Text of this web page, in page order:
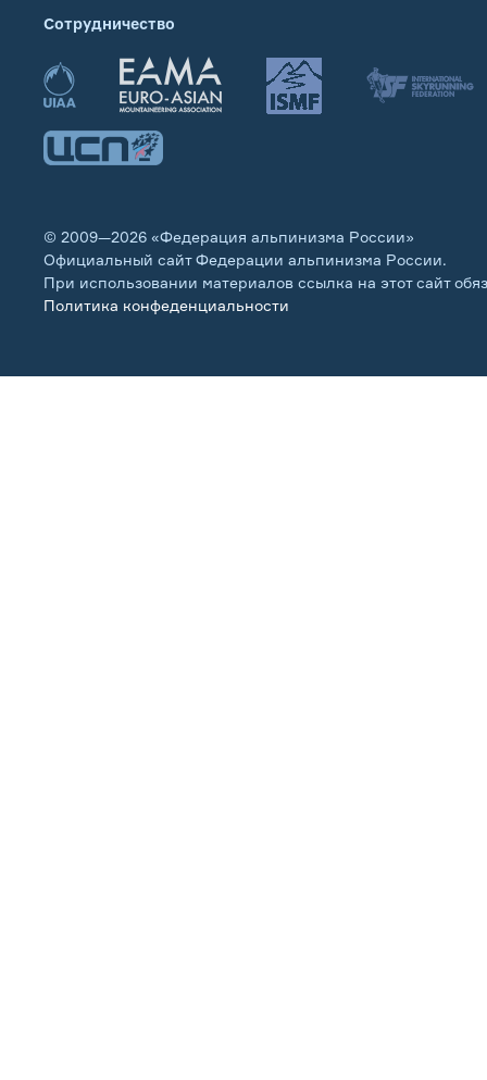
Сотрудничество
© 2009—2026 «Федерация альпинизма России»
Официальный сайт Федерации альпинизма России.
При использовании материалов ссылка на этот сайт
Политика конфеденциальности